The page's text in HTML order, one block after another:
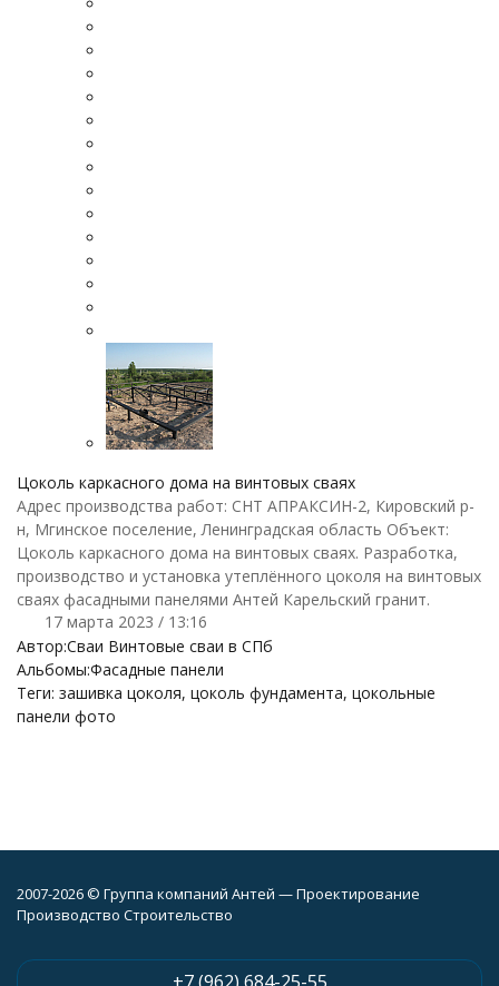
Цоколь каркасного дома на винтовых сваях
Адрес производства работ: СНТ АПРАКСИН-2, Кировский р-
н, Мгинское поселение, Ленинградская область Объект:
Цоколь каркасного дома на винтовых сваях. Разработка,
производство и установка утеплённого цоколя на винтовых
сваях фасадными панелями Антей Карельский гранит.
17 марта 2023 / 13:16
Автор:Сваи Винтовые сваи в СПб
Альбомы:Фасадные панели
Теги: зашивка цоколя, цоколь фундамента, цокольные
панели фото
2007-2026 © Группа компаний Антей — Проектирование
Производство Строительство